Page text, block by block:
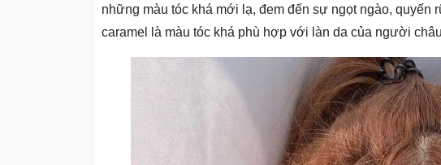
những màu tóc khá mới lạ, đem đến sự ngọt ngào, quyến
caramel là màu tóc khá phù hợp với làn da của người